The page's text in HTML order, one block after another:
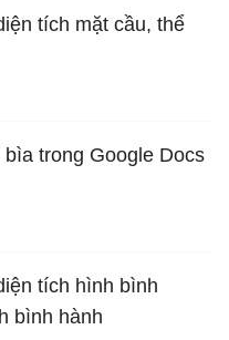
tích mặt cầu, thể
trong Google Docs
tích hình bình
bình hành